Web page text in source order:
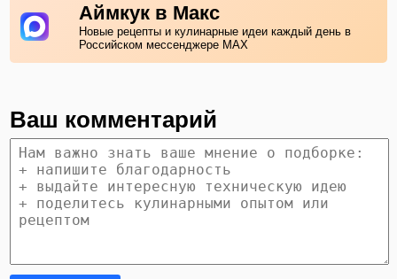
Аймкук в Макс
Новые рецепты и кулинарные идеи каждый день в
Российском мессенджере MAX
Ваш комментарий